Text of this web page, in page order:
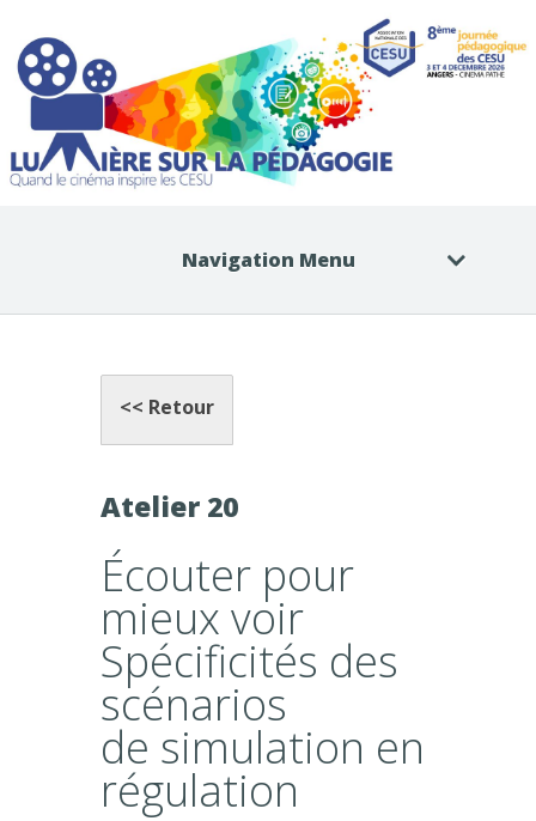
Navigation Menu
<< Retour
Atelier 20
Écouter pour
mieux voir
Spécificités des
scénarios
de simulation en
régulation